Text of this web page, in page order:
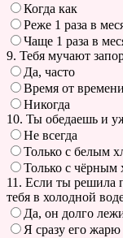
Когда как
Реже 1 раза в
Чаще 1 раза в
9. Тебя мучают
Да, часто
Время от времени
Никогда
10. Ты обедаешь и
Не всегда
Только с белым
Только с чёрным
11. Если ты решила
тебя в холодной
Да, он долго
Я сразу его жарю